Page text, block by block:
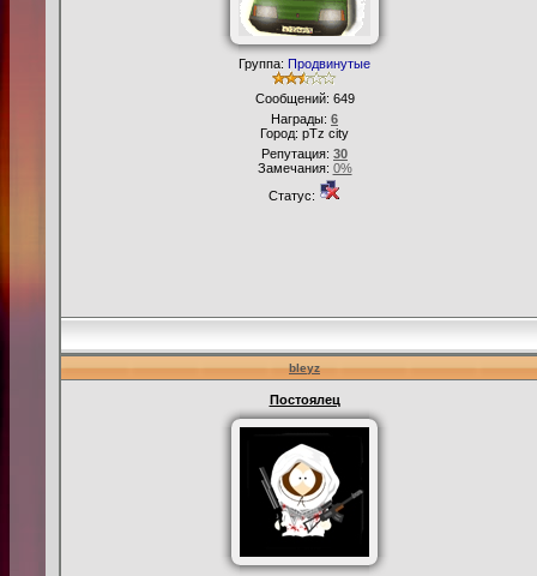
Группа: Продвинутые
Сообщений: 649
Награды: 6
Город: pTz city
Репутация: 30
Замечания: 0%
Статус:
bleyz
Постоялец